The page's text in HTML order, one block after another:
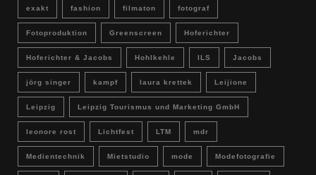
exakt fashion filmaton fotograf
Fotoproduktion Greenscreen Hoferichter
Hoferichter & Jacobs Hohlkehle ILS Jacobs
jörg singer kampf laura krettek Leijione
Leipzig Leipzig Tourismus und Marketing GmbH
leonore rost Lichtfest LTM mdr
Medientechnik Mietstudio mode Modefotografie